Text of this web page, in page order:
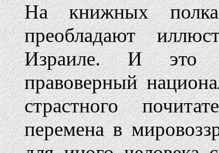
На книжных
преобладают
Израиле. И это
правоверный
страстного
перемена в